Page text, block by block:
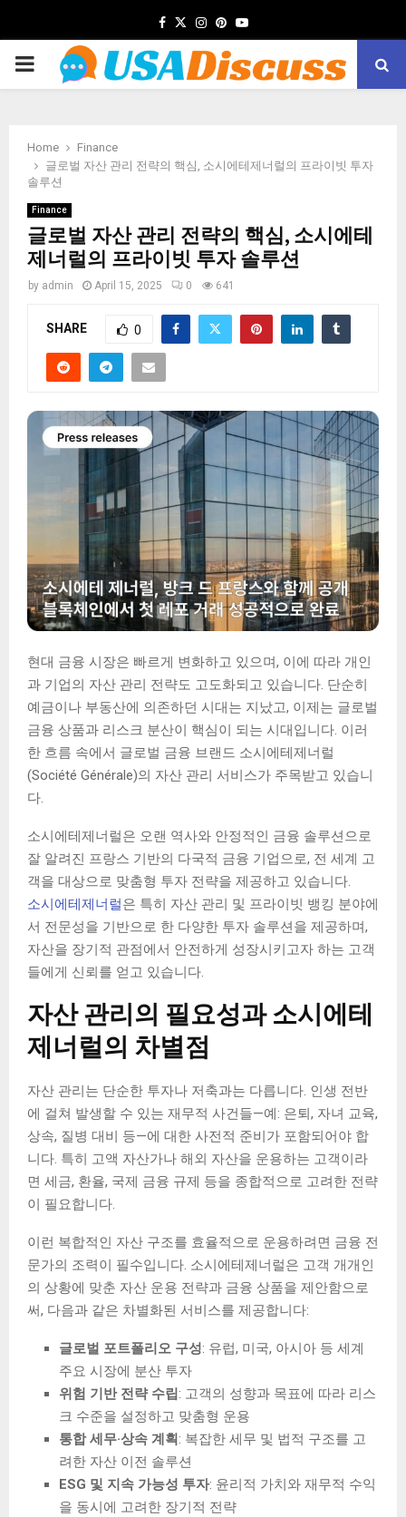
Facebook
TwitterInstagram
Pinterest
Youtube
PRIMARY
Home
Finance
글로벌 자산 관리 전략의 핵심, 소시에테제너럴의 프라이빗 투자
솔루션
Finance
글로벌 자산 관리 전략의 핵심, 소시에테
제너럴의 프라이빗 투자 솔루션
by admin April 15, 2025 0 641
SHARE 0
현대 금융 시장은 빠르게 변화하고 있으며, 이에 따라 개인
과 기업의 자산 관리 전략도 고도화되고 있습니다. 단순히
예금이나 부동산에 의존하던 시대는 지났고, 이제는 글로벌
금융 상품과 리스크 분산이 핵심이 되는 시대입니다. 이러
한 흐름 속에서 글로벌 금융 브랜드 소시에테제너럴
(Société Générale)의 자산 관리 서비스가 주목받고 있습니
다.
소시에테제너럴은 오랜 역사와 안정적인 금융 솔루션으로
잘 알려진 프랑스 기반의 다국적 금융 기업으로, 전 세계 고
객을 대상으로 맞춤형 투자 전략을 제공하고 있습니다.
소시에테제너럴은 특히 자산 관리 및 프라이빗 뱅킹 분야에
서 전문성을 기반으로 한 다양한 투자 솔루션을 제공하며,
자산을 장기적 관점에서 안전하게 성장시키고자 하는 고객
들에게 신뢰를 얻고 있습니다.
자산 관리의 필요성과 소시에테
제너럴의 차별점
자산 관리는 단순한 투자나 저축과는 다릅니다. 인생 전반
에 걸쳐 발생할 수 있는 재무적 사건들—예: 은퇴, 자녀 교육,
상속, 질병 대비 등—에 대한 사전적 준비가 포함되어야 합
니다. 특히 고액 자산가나 해외 자산을 운용하는 고객이라
면 세금, 환율, 국제 금융 규제 등을 종합적으로 고려한 전략
이 필요합니다.
이런 복합적인 자산 구조를 효율적으로 운용하려면 금융 전
문가의 조력이 필수입니다. 소시에테제너럴은 고객 개개인
의 상황에 맞춘 자산 운용 전략과 금융 상품을 제안함으로
써, 다음과 같은 차별화된 서비스를 제공합니다:
글로벌 포트폴리오 구성: 유럽, 미국, 아시아 등 세계
주요 시장에 분산 투자
위험 기반 전략 수립 : 고객의 성향과 목표에 따라 리스
크 수준을 설정하고 맞춤형 운용
통합 세무·상속 계획 : 복잡한 세무 및 법적 구조를 고
려한 자산 이전 솔루션
ESG 및 지속 가능성 투자: 윤리적 가치와 재무적 수익
을 동시에 고려한 장기적 전략